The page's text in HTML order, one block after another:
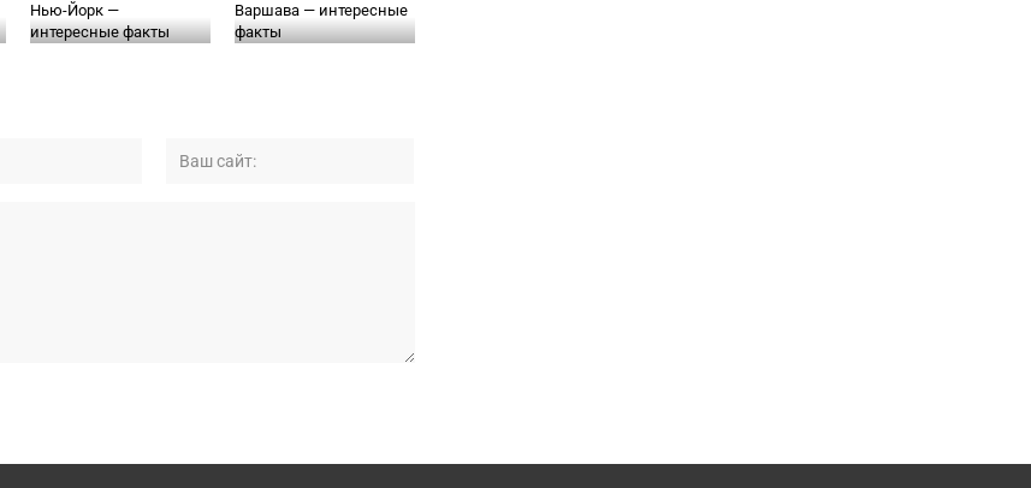
Нью-Йорк —
интересные факты
Варшава — интересные
факты